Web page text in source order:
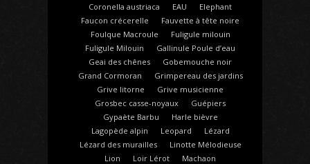
Coronella austriaca
EAU
Elephant
Faucon crécerelle
Fauvette à tête noire
Foulque Macroule
Fuligule milouin
Fuligule Milouin
Gallinule Poule d’eau
Geai des chênes
Gobemouche noir
Grand Cormoran
Grimpereau des jardins
Grive litorne
Grive musicienne
Grosbec casse-noyaux
Guépiers
Gypaète Barbu
Harle bièvre
Lagopède alpin
Leopard
Lézard
Lézard des murailles
Linotte Mélodieuse
Lion
Loir Lérot Machaon